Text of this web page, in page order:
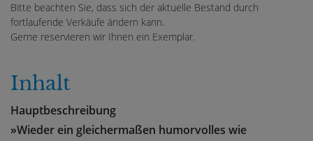
Bitte beachten Sie, dass sich der aktuelle Bestand durch
fortlaufende Verkäufe ändern kann.
Gerne reservieren wir Ihnen ein Exemplar.
Inhalt
Hauptbeschreibung
»Wieder ein gleichermaßen humorvolles wie